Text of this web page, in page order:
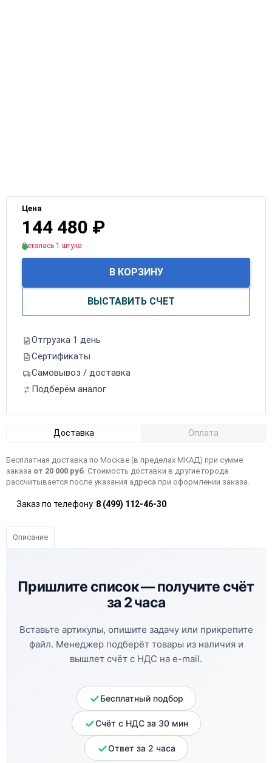
Цена
144 480 ₽
Осталась 1 штука
В КОРЗИНУ
ВЫСТАВИТЬ СЧЕТ
Отгрузка 1 день
Сертификаты
Самовывоз / доставка
Подберём аналог
Доставка Оплата
Бесплатная доставка по Москве (в пределах МКАД) при сумме
заказа от 20 000 руб. Стоимость доставки в другие города
рассчитывается после указания адреса при оформлении заказа.
Заказ по телефону 8 (499) 112-46-30
Описание
Пришлите список —получите счёт
за 2 часа
Вставьте артикулы, опишите задачу или прикрепите
файл. Менеджер подберёт товары из наличия и
вышлет счёт с НДС на e-mail.
Бесплатный подбор
Счёт с НДС за 30 мин
Ответ за 2 часа